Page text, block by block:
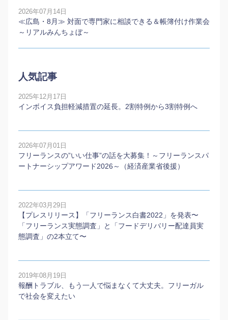
2026年07月14日
≪広島・8月≫ 対面で専門家に相談できる＆帳簿付け作業会
～リアルみんちょぼ～
人気記事
2025年12月17日
インボイス負担軽減措置の延長。2割特例から3割特例へ
2026年07月01日
フリーランスの”いい仕事”の話を大募集！～フリーランスパ
ートナーシップアワード2026～（経済産業省後援）
2022年03月29日
【プレスリリース】「フリーランス白書2022」を発表〜
「フリーランス実態調査」と「フードデリバリー配達員実
態調査」の2本⽴て〜
2019年08月19日
報酬トラブル、もう一人で悩まなくて大丈夫。フリーガル
で社会を変えたい